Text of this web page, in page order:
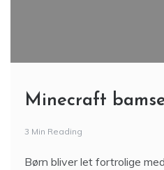
Minecraft
3 Min Reading
Børn bliver let fortrolige